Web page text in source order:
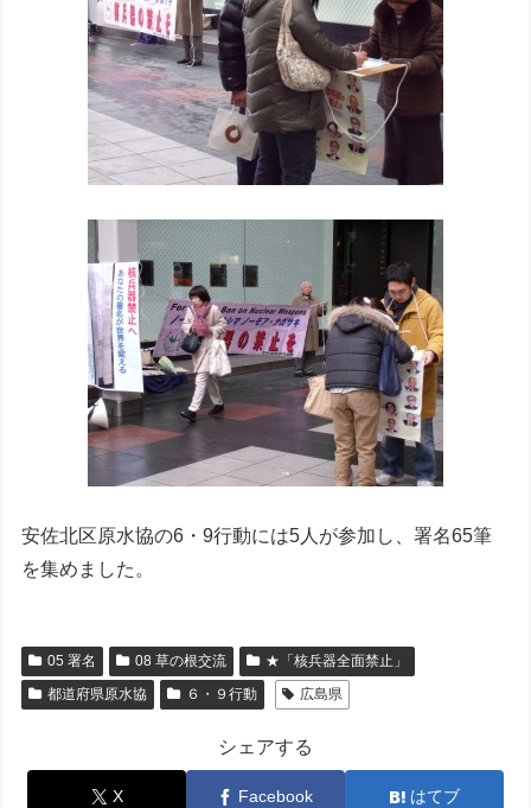
安佐北区原水協の6・9行動には5人が参加し、署名65筆
を集めました。
05 署名 08 草の根交流
★「核兵器全面禁止」
都道府県原水協
６・９行動 広島県
シェアする
X Facebook はてブ